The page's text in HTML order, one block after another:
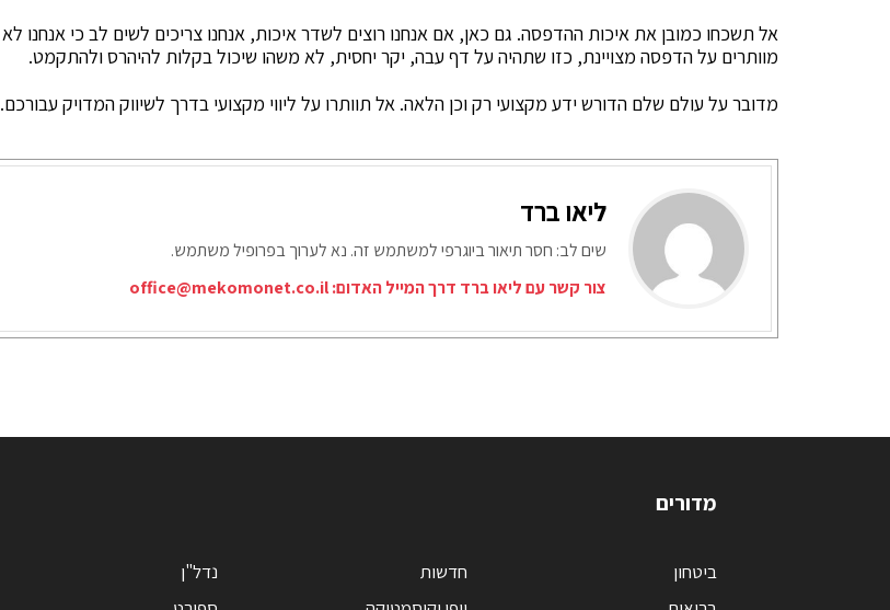
אל תשכחו כמובן את איכות ההדפסה. גם כאן, אם אנחנו רוצים לשדר איכות, אנחנו צריכים לשים לב כי אנחנו לא
מוותרים על הדפסה מצויינת, כזו שתהיה על דף עבה, יקר יחסית, לא משהו שיכול בקלות להיהרס ולהתקמט.
מדובר על עולם שלם הדורש ידע מקצועי רק וכן הלאה. אל תוותרו על ליווי מקצועי בדרך לשיווק המדויק עבורכם.
ליאו ברד
שים לב: חסר תיאור ביוגרפי למשתמש זה. נא לערוך בפרופיל משתמש.
צור קשר עם ליאו ברד דרך המייל האדום:office@mekomonet.co.il
מדורים
ביטחון
חדשות
נדל"ן